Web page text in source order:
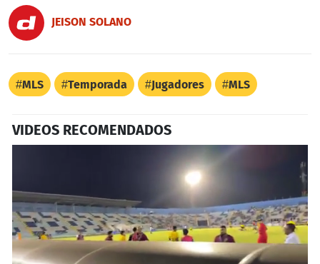
JEISON SOLANO
MLS Temporada Jugadores MLS
VIDEOS RECOMENDADOS